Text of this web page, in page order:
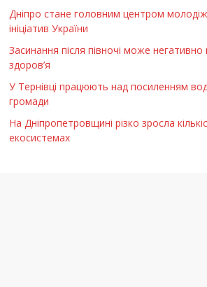
Дніпро стане головним центром
ініціатив України
Засинання після півночі може
здоров’я
У Тернівці працюють над посиленням
громади
На Дніпропетровщині різко зросла
екосистемах